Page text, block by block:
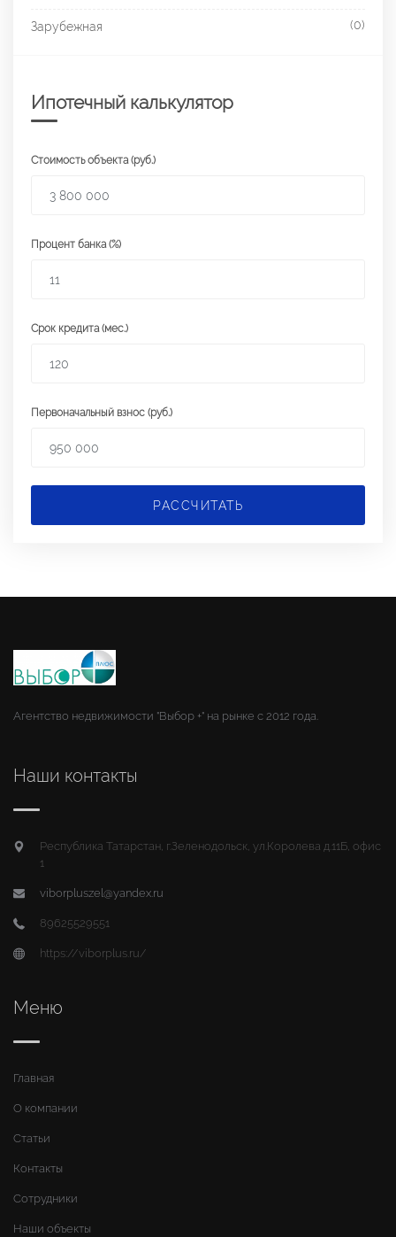
Зарубежная (0)
Ипотечный калькулятор
Стоимость объекта (руб.)
Процент банка (%)
Срок кредита (мес.)
Первоначальный взнос (руб.)
РАССЧИТАТЬ
Агентство недвижимости "Выбор +" на рынке с 2012 года.
Наши контакты
Республика Татарстан, г.Зеленодольск, ул.Королева д.11Б, офис
1
viborpluszel@yandex.ru
89625529551
https://viborplus.ru/
Меню
Главная
О компании
Статьи
Контакты
Сотрудники
Наши объекты